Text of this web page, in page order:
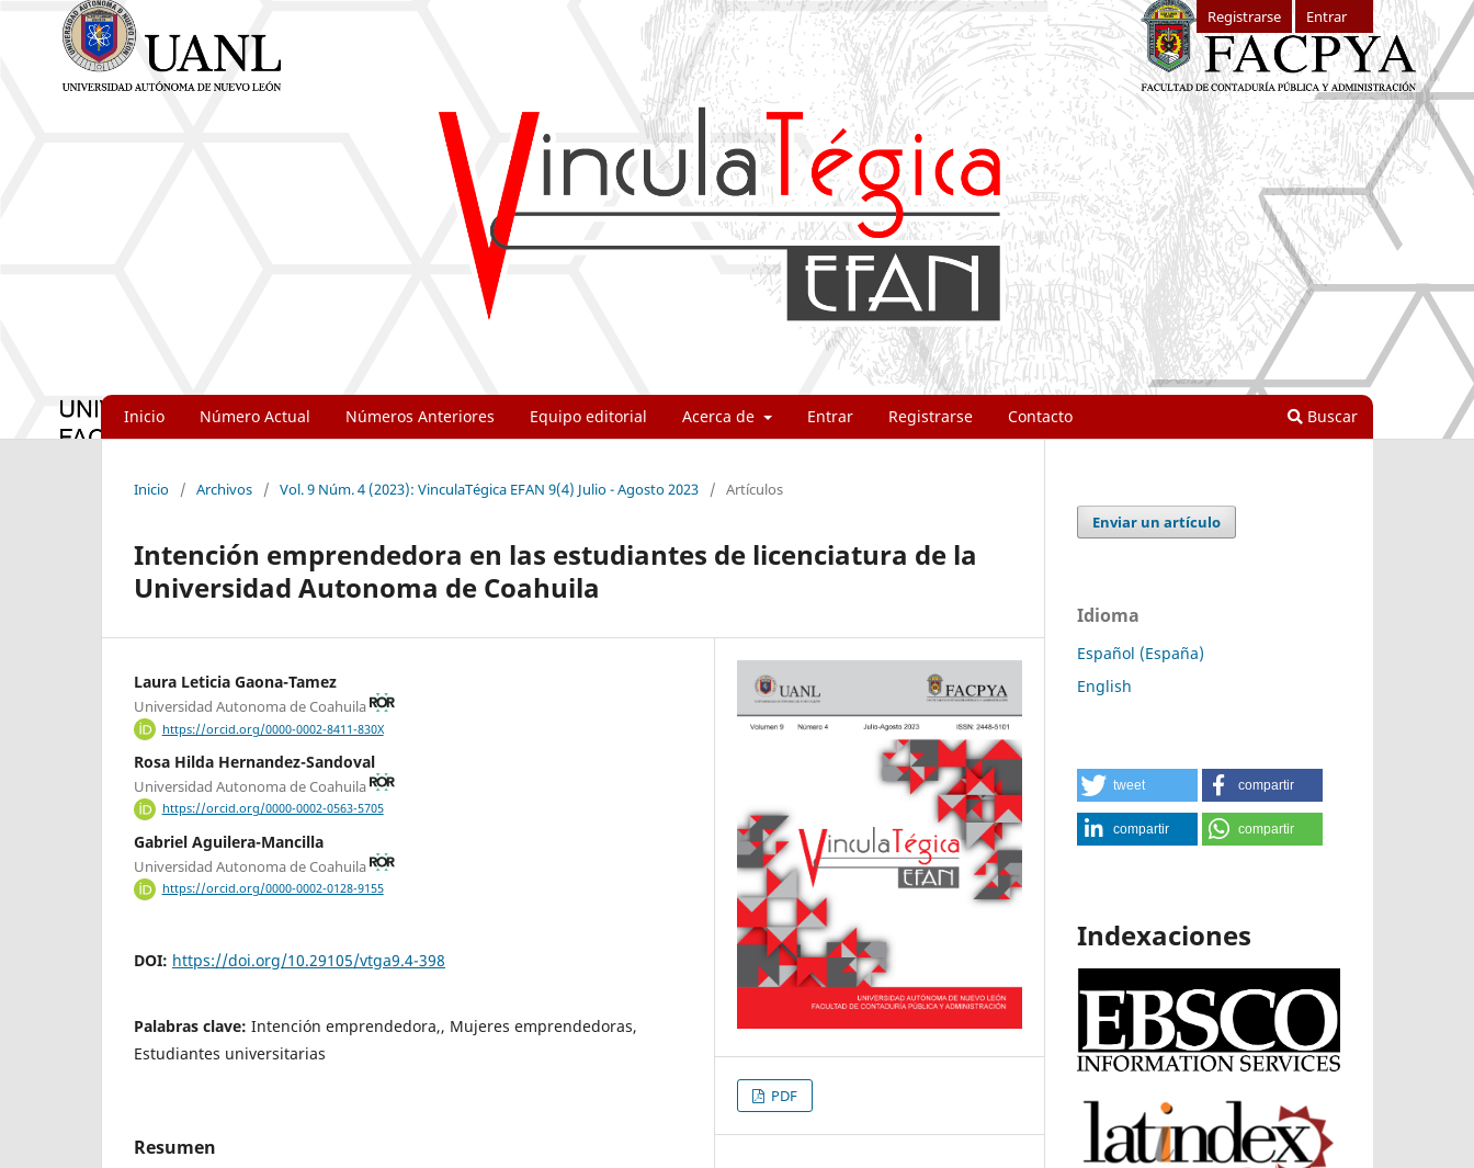
Inicio Número Actual Números Anteriores Equipo editorial Acerca de Entrar Registrarse Contacto Buscar
Registrarse Entrar
Inicio / Archivos / Vol. 9 Núm. 4 (2023): VinculaTégica EFAN 9(4) Julio - Agosto 2023 / Artículos
Intención emprendedora en las estudiantes de licenciatura de la
Universidad Autonoma de Coahuila
Laura Leticia Gaona-Tamez
Universidad Autonoma de Coahuila
https://orcid.org/0000-0002-8411-830X
Rosa Hilda Hernandez-Sandoval
Universidad Autonoma de Coahuila
https://orcid.org/0000-0002-0563-5705
Gabriel Aguilera-Mancilla
Universidad Autonoma de Coahuila
https://orcid.org/0000-0002-0128-9155
DOI: https://doi.org/10.29105/vtga9.4-398
Palabras clave: Intención emprendedora,, Mujeres emprendedoras,
Estudiantes universitarias
Resumen
PDF
Enviar un artículo
Idioma
Español (España)
English
tweet compartir
compartir compartir
Indexaciones